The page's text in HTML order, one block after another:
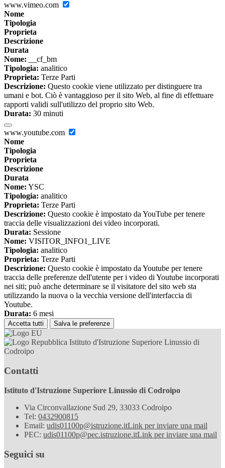
www.vimeo.com
Nome
Tipologia
Proprieta
Descrizione
Durata
Nome: __cf_bm
Tipologia: analitico
Proprieta: Terze Parti
Descrizione: Questo cookie viene utilizzato per distinguere tra
umani e bot. Ciò è vantaggioso per il sito Web, al fine di effettuare
rapporti validi sull'utilizzo del proprio sito Web.
Durata: 30 minuti
www.youtube.com
Nome
Tipologia
Proprieta
Descrizione
Durata
Nome: YSC
Tipologia: analitico
Proprieta: Terze Parti
Descrizione: Questo cookie è impostato da YouTube per tenere
traccia delle visualizzazioni dei video incorporati.
Durata: Sessione
Nome: VISITOR_INFO1_LIVE
Tipologia: analitico
Proprieta: Terze Parti
Descrizione: Questo cookie è impostato da Youtube per tenere
traccia delle preferenze dell'utente per i video di Youtube incorporati
nei siti; può anche determinare se il visitatore del sito web sta
utilizzando la nuova o la vecchia versione dell'interfaccia di
Youtube.
Durata: 6 mesi
Accetta tutti Salva le preferenze
Istituto d'Istruzione Superiore Linussio di
Codroipo
Contatti
Istituto d'Istruzione Superiore Linussio di Codroipo
Via Circonvallazione Sud 29, 33033 Codroipo
Tel: 0432900815
Email: udis01100p@istruzione.itLink per inviare una mail
PEC: udis01100p@pec.istruzione.itLink per inviare una mail
Seguici su